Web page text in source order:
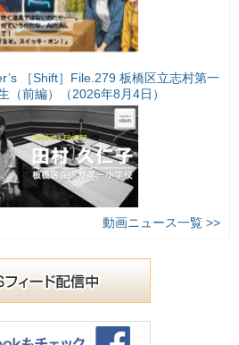
［Shift］File.279 板橋区立志村第一
（前編）（2026年8月4日）
動画ニュース一覧 >>